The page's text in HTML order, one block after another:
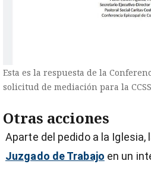
Esta es la respuesta de la
solicitud de mediación para la
Otras acciones
Aparte del pedido a la Iglesia,
Juzgado de Trabajo en un